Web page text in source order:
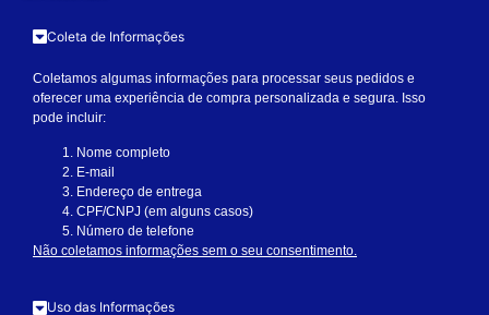
Coleta de Informações
Coletamos algumas informações para processar seus pedidos e
oferecer uma experiência de compra personalizada e segura. Isso
pode incluir:
Nome completo
E-mail
Endereço de entrega
CPF/CNPJ (em alguns casos)
Número de telefone
Não coletamos informações sem o seu consentimento.
Uso das Informações